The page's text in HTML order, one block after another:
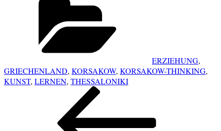
ERZIEHUNG,
GRIECHENLAND, KORSAKOW, KORSAKOW-THINKING,
KUNST, LERNEN, THESSALONIKI